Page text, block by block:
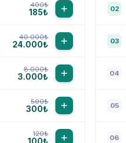
400₺
185₺
40.000₺
24.000₺
8.000₺
3.000₺
500₺
300₺
120₺
02
03
04
05
06